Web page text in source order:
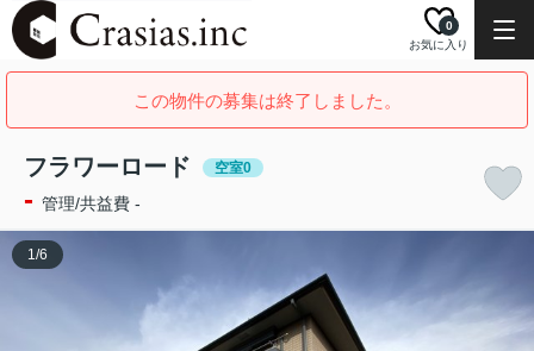
お気に入り
0
この物件の募集は終了しました。
フラワーロード 空室0
- 管理/共益費 -
1/6